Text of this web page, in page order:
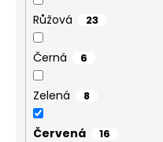
Růžová 23
Černá 6
Zelená 8
Červená 16
NÁHRDELNÍK